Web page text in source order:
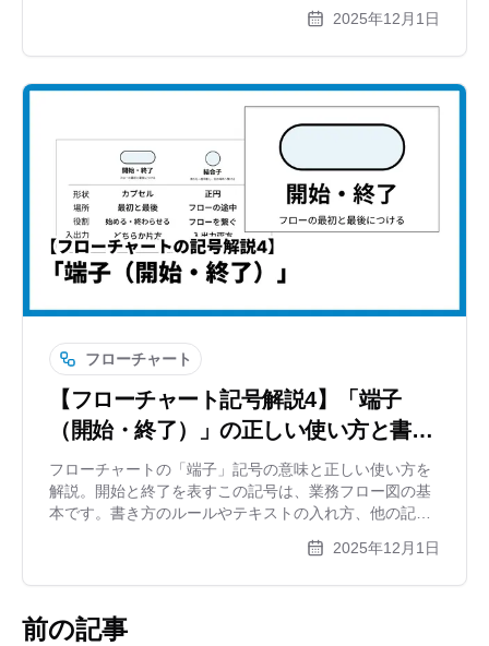
作図ツールならスムーズに行えるコツも紹介。2025年12月1日
フローチャート
【フローチャート記号解説4】「端子
（開始・終了）」の正しい使い方と書き
方ルール
フローチャートの「端子」記号の意味と正しい使い方を
解説。開始と終了を表すこの記号は、業務フロー図の基
本です。書き方のルールやテキストの入れ方、他の記号
との違いを初心者向けにわかりやすく紹介します。作図
2025年12月1日
前の記事